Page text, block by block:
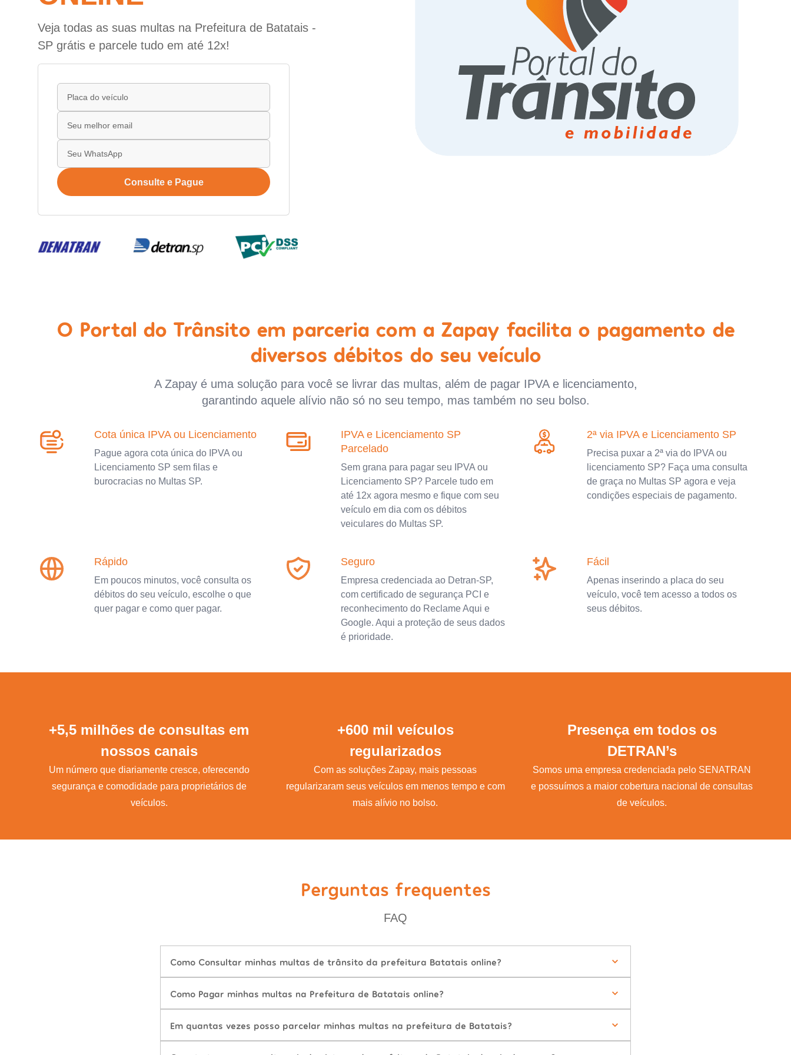
Veja todas as suas multas na Prefeitura de Batatais -
SP grátis e parcele tudo em até 12x!
Consulte e Pague
O Portal do Trânsito em parceria com a Zapay facilita o pagamento de
diversos débitos do seu veículo
A Zapay é uma solução para você se livrar das multas, além de pagar IPVA e licenciamento,
garantindo aquele alívio não só no seu tempo, mas também no seu bolso.
Cota única IPVA ou Licenciamento
Pague agora cota única do IPVA ou
Licenciamento SP sem filas e
burocracias no Multas SP.
IPVA e Licenciamento SP
Parcelado
Sem grana para pagar seu IPVA ou
Licenciamento SP? Parcele tudo em
até 12x agora mesmo e fique com seu
veículo em dia com os débitos
veiculares do Multas SP.
2ª via IPVA e Licenciamento SP
Precisa puxar a 2ª via do IPVA ou
licenciamento SP? Faça uma consulta
de graça no Multas SP agora e veja
condições especiais de pagamento.
Rápido
Em poucos minutos, você consulta os
débitos do seu veículo, escolhe o que
quer pagar e como quer pagar.
Seguro
Empresa credenciada ao Detran-SP,
com certificado de segurança PCI e
reconhecimento do Reclame Aqui e
Google. Aqui a proteção de seus dados
é prioridade.
Fácil
Apenas inserindo a placa do seu
veículo, você tem acesso a todos os
seus débitos.
+5,5 milhões de consultas em
nossos canais
Um número que diariamente cresce, oferecendo
segurança e comodidade para proprietários de
veículos.
+600 mil veículos
regularizados
Com as soluções Zapay, mais pessoas
regularizaram seus veículos em menos tempo e com
mais alívio no bolso.
Presença em todos os
DETRAN’s
Somos uma empresa credenciada pelo SENATRAN
e possuímos a maior cobertura nacional de consultas
de veículos.
Perguntas frequentes
FAQ
Como Consultar minhas multas de trânsito da prefeitura Batatais online?
Como Pagar minhas multas na Prefeitura de Batatais online?
Em quantas vezes posso parcelar minhas multas na prefeitura de Batatais?